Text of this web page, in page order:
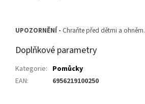
UPOZORNĚNÍ - Chraňte před dětmi a ohněm.
Doplňkové parametry
Kategorie: Pomůcky
EAN: 6956219100250